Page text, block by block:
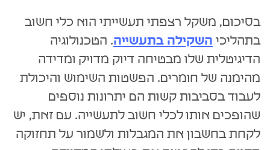
בסיכום, משקל רצפתי תעשייתי הוא כלי חשוב
בתהליכי השקילה בתעשייה. הטכנולוגיה
הדיגיטלית שלו מבטיחה דיוק מדויק ומדידה
מהימנה של חומרים. הפשטות השימוש והיכולת
לעבוד בסביבות קשות הם יתרונות נוספים
שהופכים אותו לכלי חשוב לתעשייה. עם זאת, יש
לקחת בחשבון את המגבלות ולשמור על תחזוקה